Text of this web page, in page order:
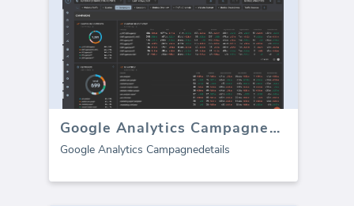
Google Analytics Campagnedetails
Google Analytics Campagnedetails